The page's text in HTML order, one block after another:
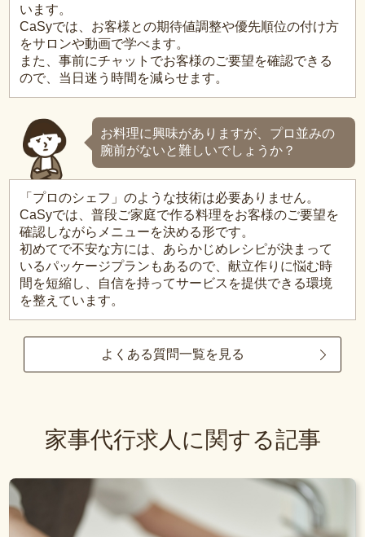
います。
CaSyでは、お客様との期待値調整や優先順位の付け方
をサロンや動画で学べます。
また、事前にチャットでお客様のご要望を確認できる
ので、当日迷う時間を減らせます。
お料理に興味がありますが、プロ並みの
腕前がないと難しいでしょうか？
「プロのシェフ」のような技術は必要ありません。
CaSyでは、普段ご家庭で作る料理をお客様のご要望を
確認しながらメニューを決める形です。
初めてで不安な方には、あらかじめレシピが決まって
いるパッケージプランもあるので、献立作りに悩む時
間を短縮し、自信を持ってサービスを提供できる環境
を整えています。
よくある質問一覧を見る
家事代行求人に関する記事